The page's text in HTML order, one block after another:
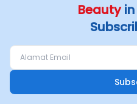
Beautyin